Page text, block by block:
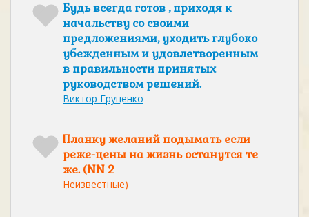
Будь всегда готов , приходя к
начальству со своими
предложениями, уходить глубоко
убежденным и удовлетворенным
в правильности принятых
руководством решений.
Виктор Груценко
Планку желаний подымать если
реже-цены на жизнь останутся те
же. (NN 2
Неизвестные)